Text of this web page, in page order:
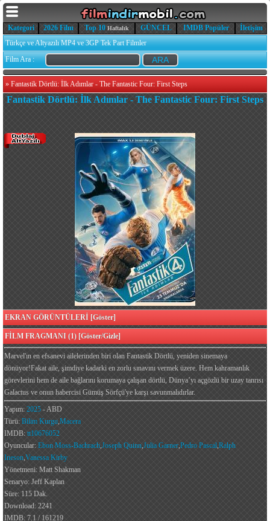
Kategori 2026 Film Top 10 Haftalık GÜNCEL IMDB Popüler
İletişim
Türkçe ve Altyazılı MP4 ve 3GP Tek Part Filmler
Film Ara :
» Fantastik Dörtlü: İlk Adımlar - The Fantastic Four: First Steps
Fantastik Dörtlü: İlk Adımlar - The Fantastic Four: First Steps
EKRAN GÖRÜNTÜLERİ [Göster]
FİLM FRAGMANI (1) [Göster/Gizle]
Marvel'ın en efsanevi ailelerinden biri olan Fantastik Dörtlü, yeniden sinemaya
dönüyor!Fakat aile, şimdiye kadarki en zorlu sınavını vermek üzere. Hem kahramanlık
görevlerini hem de aile bağlarını korumaya çalışan dörtlü, Dünya’yı açgözlü bir uzay tanrısı
Galactus ve onun habercisi Gümüş Sörfçü'ye karşı savunmalıdırlar.
Yapım: 2025 - ABD
Türü: Bilim Kurgu,Macera
IMDB: tt10676052
Oyuncular: Ebon Moss-Bachrach,Joseph Quinn,Julia Garner,Pedro Pascal,Ralph
Ineson,Vanessa Kirby
Yönetmeni: Matt Shakman
Senaryo: Jeff Kaplan
Süre: 115 Dak.
Download: 2241
IMDB: 7.1 / 161219